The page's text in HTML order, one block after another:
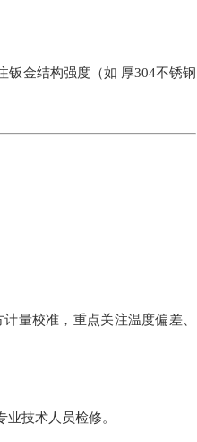
钣金结构强度（如 厚304不锈钢
量校准，重点关注温度偏差、
技术人员检修。